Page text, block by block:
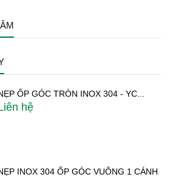
ỐP GÓC TRÒN INOX 304 - YC...
hệ
INOX 304 ỐP GÓC VUÔNG 1 CÁNH